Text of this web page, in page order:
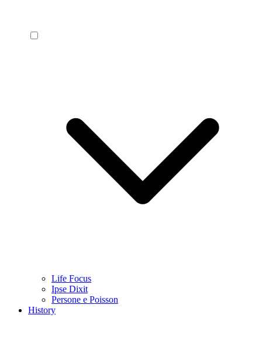
Life Focus
Ipse Dixit
Persone e Poisson
History